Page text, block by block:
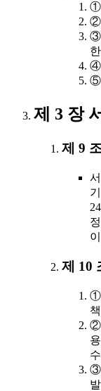
①
②
③
④
⑤
제 3 장
제 9
제 10
①
②
③